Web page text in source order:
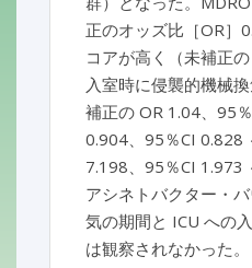
正のオッズ比［OR］
コアが高く（未補正
入室時に侵襲的機械
補正の OR 1.04、95
0.904、95％CI 0.828
7.198、95％CI 1.973
アシネトバクター・
気の期間と ICU への
は観察されなかった。